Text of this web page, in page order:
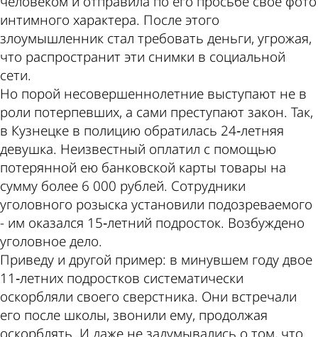
интимного характера. После этого
злоумышленник стал требовать деньги, угрожая,
что распространит эти снимки в социальной
сети.
Но порой несовершеннолетние выступают не в
роли потерпевших, а сами преступают закон. Так,
в Кузнецке в полицию обратилась 24‑летняя
девушка. Неизвестный оплатил с помощью
потерянной ею банковской карты товары на
сумму более 6 000 рублей. Сотрудники
уголовного розыска установили подозреваемого
- им оказался 15‑летний подросток. Возбуждено
уголовное дело.
Приведу и другой пример: в минувшем году двое
11‑летних подростков систематически
оскорбляли своего сверстника. Они встречали
его после школы, звонили ему, продолжая